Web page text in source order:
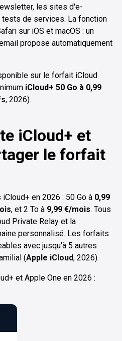
les sites d'e-
tests de services. La fonction
sur iOS et macOS : un
propose automatiquement
sur le forfait iCloud
iCloud+ 50 Go à 0,99
, 2026).
iCloud+ et
le forfait
en 2026 : 50 Go à 0,99
, et 2 To à 9,99 €/mois. Tous
Private Relay et la
personnalisé. Les forfaits
avec jusqu'à 5 autres
(Apple iCloud, 2026).
et Apple One en 2026 :